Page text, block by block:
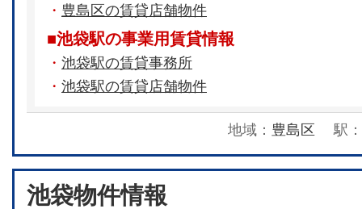
・ 豊島区の賃貸店舗物件
■池袋駅の事業用賃貸情報
・ 池袋駅の賃貸事務所
・ 池袋駅の賃貸店舗物件
地域： 豊島区 駅：
池袋物件情報